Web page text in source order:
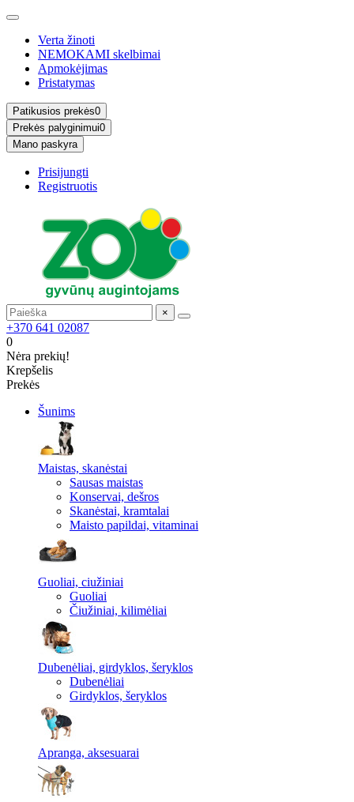
Verta žinoti
NEMOKAMI skelbimai
Apmokėjimas
Pristatymas
Patikusios prekės0
Prekės palyginimui0
Mano paskyra
Prisijungti
Registruotis
×
+370 641 02087
0
Nėra prekių!
Krepšelis
Prekės
Šunims
Maistas, skanėstai
Sausas maistas
Konservai, dešros
Skanėstai, kramtalai
Maisto papildai, vitaminai
Guoliai, ciužiniai
Guoliai
Čiužiniai, kilimėliai
Dubenėliai, girdyklos, šeryklos
Dubenėliai
Girdyklos, šeryklos
Apranga, aksesuarai